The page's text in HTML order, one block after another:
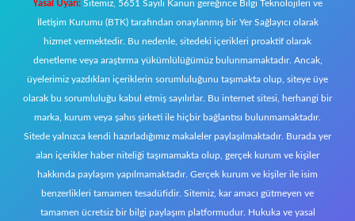
Yasal Uyarı: Sitemiz, 5651 Sayılı Kanun gereğince Bilgi Teknolojileri ve
İletişim Kurumu (BTK) tarafından onaylanmış bir Yer Sağlayıcı olarak
hizmet vermektedir. Bu nedenle, sitedeki içerikleri proaktif olarak
denetleme veya araştırma yükümlülüğümüz bulunmamaktadır. Ancak,
üyelerimiz yazdıkları içeriklerin sorumluluğunu taşımakta olup, siteye üye
olarak bu sorumluluğu kabul etmiş sayılırlar. Bu internet sitesi, herhangi bir
marka, kurum veya şahıs şirketi ile hiçbir bağlantısı bulunmamaktadır.
Sitede yalnızca kendi hazırladığımız makaleler paylaşılmaktadır. Burada yer
alan içerikler haber niteliği taşımamakta olup, gerçek kurum ve kişiler
hakkında paylaşım yapılmamaktadır. Gerçek kurum ve kişiler ile isim
benzerlikleri tamamen tesadüfidir. Sitemiz, kar amacı gütmeyen ve
tamamen ücretsiz bir bilgi paylaşım platformudur. Hukuka ve yasal